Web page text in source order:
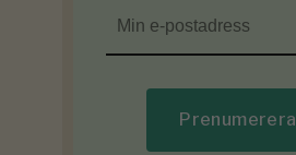
Prenumerera